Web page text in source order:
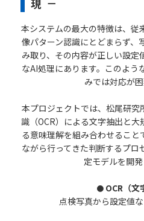
現 －
本システムの最大の特徴は、従
像パターン認識にとどまらず、
み取り、その内容が正しい設
なAI処理にあります。このよう
みでは対応が困
本プロジェクトでは、松尾研
識（OCR）による文字抽出と
る意味理解を組み合わせること
ながら行ってきた判断するプロ
定モデルを開発
● OCR（文
点検写真から設定値